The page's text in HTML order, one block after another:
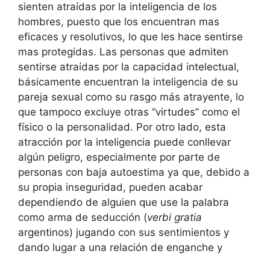
sienten atraídas por la inteligencia de los
hombres, puesto que los encuentran mas
eficaces y resolutivos, lo que les hace sentirse
mas protegidas. Las personas que admiten
sentirse atraídas por la capacidad intelectual,
básicamente encuentran la inteligencia de su
pareja sexual como su rasgo más atrayente, lo
que tampoco excluye otras “virtudes” como el
físico o la personalidad. Por otro lado, esta
atracción por la inteligencia puede conllevar
algún peligro, especialmente por parte de
personas con baja autoestima ya que, debido a
su propia inseguridad, pueden acabar
dependiendo de alguien que use la palabra
como arma de seducción (verbi gratia
argentinos) jugando con sus sentimientos y
dando lugar a una relación de enganche y